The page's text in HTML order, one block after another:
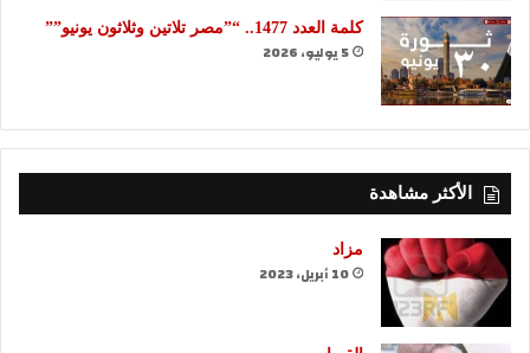
كلمة العدد 1477.. “”مصر تلاتين وثلاثون يونيو””
5 يوليو، 2026
الأكثر مشاهدة
مزاد
10 أبريل، 2023